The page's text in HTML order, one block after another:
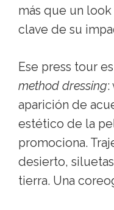
más que un
clave de su
Ese press tour
method dressing:
aparición de
estético de la
promociona.
desierto,
tierra. Una